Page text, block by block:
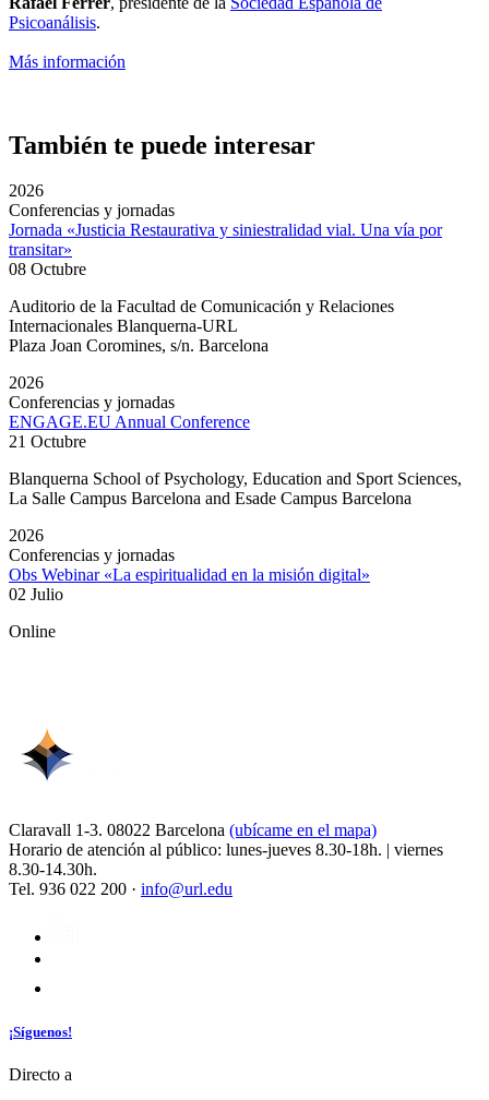
Psicoanálisis.
Más información
También te puede interesar
2026
Conferencias y jornadas
Jornada «Justicia Restaurativa y siniestralidad vial. Una vía por
transitar»
08 Octubre
Auditorio de la Facultad de Comunicación y Relaciones
Internacionales Blanquerna-URL
Plaza Joan Coromines, s/n. Barcelona
2026
Conferencias y jornadas
ENGAGE.EU Annual Conference
21 Octubre
Blanquerna School of Psychology, Education and Sport Sciences,
La Salle Campus Barcelona and Esade Campus Barcelona
2026
Conferencias y jornadas
Obs Webinar «La espiritualidad en la misión digital»
02 Julio
Online
Claravall 1-3. 08022 Barcelona (ubícame en el mapa)
Horario de atención al público: lunes-jueves 8.30-18h. | viernes
8.30-14.30h.
Tel. 936 022 200 · info@url.edu
¡Síguenos!
Directo a